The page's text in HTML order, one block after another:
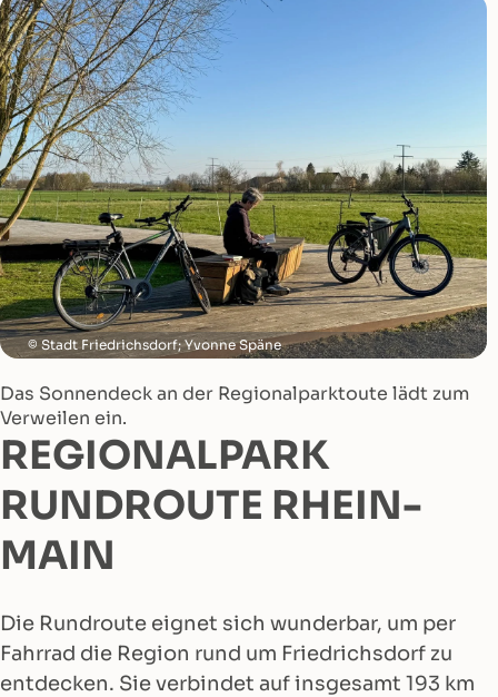
Stadt Friedrichsdorf; Yvonne Späne
Das Sonnendeck an der Regionalparktoute lädt zum
Verweilen ein.
REGIONALPARK
RUNDROUTE RHEIN-
MAIN
Die Rundroute eignet sich wunderbar, um per
Fahrrad die Region rund um Friedrichsdorf zu
entdecken. Sie verbindet auf insgesamt 193 km